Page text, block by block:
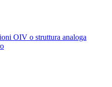
OIV o struttura analoga